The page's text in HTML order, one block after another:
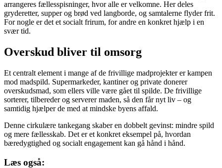
arrangeres fællesspisninger, hvor alle er velkomne. Her deles
gryderetter, supper og brød ved langborde, og samtalerne flyder frit.
For nogle er det et socialt frirum, for andre en konkret hjælp i en
svær tid.
Overskud bliver til omsorg
Et centralt element i mange af de frivillige madprojekter er kampen
mod madspild. Supermarkeder, kantiner og private donerer
overskudsmad, som ellers ville være gået til spilde. De frivillige
sorterer, tilbereder og serverer maden, så den får nyt liv – og
samtidig hjælper de med at mindske byens affald.
Denne cirkulære tankegang skaber en dobbelt gevinst: mindre spild
og mere fællesskab. Det er et konkret eksempel på, hvordan
bæredygtighed og socialt engagement kan gå hånd i hånd.
Læs også: